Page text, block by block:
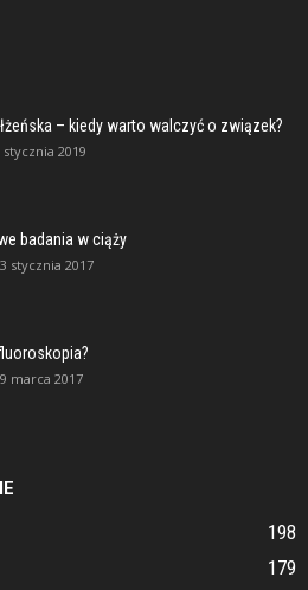
– kiedy warto walczyć o związek?
stycznia 2019
badania w ciąży
stycznia 2017
marca 2017
198
179